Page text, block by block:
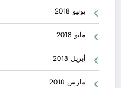
يونيو 2018
مايو 2018
أبريل 2018
مارس 2018